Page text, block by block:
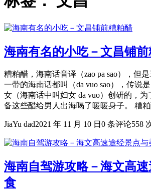
海南有名的小吃－文昌铺
糟粕醋，海南话音译（zao pa sao），但
一带的海南话都叫（da vuo sao），传说
女（海南话中叫妇女 da vuo）创研的，
备这些醋给男人出海喝了暖暖身子。 糟
JiaYu dad2021 年 11 月 10 日 0 条评论558
海南自驾游攻略－海文高
食